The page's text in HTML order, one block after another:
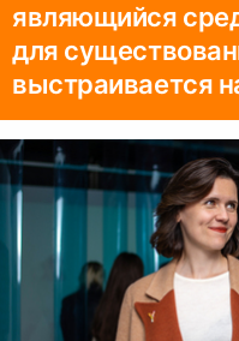
являющийся
для
выстраивается